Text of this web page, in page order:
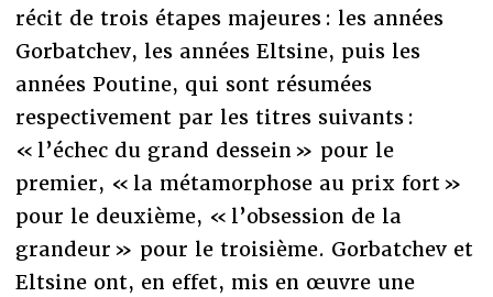
récit de trois étapes majeures : les années
Gorbatchev, les années Eltsine, puis les
années Poutine, qui sont résumées
respectivement par les titres suivants :
« l’échec du grand dessein » pour le
premier, « la métamorphose au prix fort »
pour le deuxième, « l’obsession de la
grandeur » pour le troisième. Gorbatchev et
Eltsine ont, en effet, mis en œuvre une